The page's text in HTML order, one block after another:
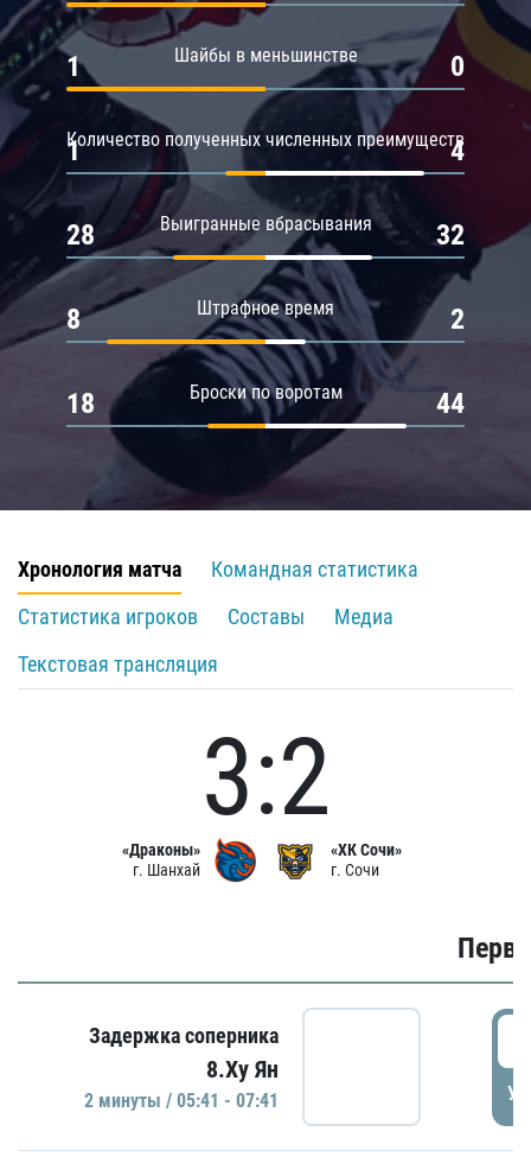
Шайбы в меньшинстве
1 0
Количество полученных численных преимуществ
1 4
Выигранные вбрасывания
28 32
Штрафное время
8 2
Броски по воротам
18 44
Хронология матча
Командная статистика
Статистика игроков
Составы
Медиа
Текстовая трансляция
«Драконы»
г. Шанхай
3:2
«ХК Сочи»
г. Сочи
Задержка соперника
8.Ху Ян
2 минуты / 05:41 - 07:41